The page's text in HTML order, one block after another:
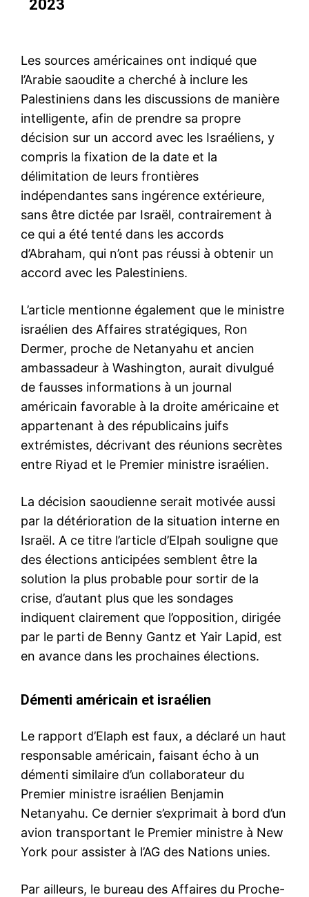
2023
Les sources américaines ont indiqué que
l’Arabie saoudite a cherché à inclure les
Palestiniens dans les discussions de manière
intelligente, afin de prendre sa propre
décision sur un accord avec les Israéliens, y
compris la fixation de la date et la
délimitation de leurs frontières
indépendantes sans ingérence extérieure,
sans être dictée par Israël, contrairement à
ce qui a été tenté dans les accords
d’Abraham, qui n’ont pas réussi à obtenir un
accord avec les Palestiniens.
L’article mentionne également que le ministre
israélien des Affaires stratégiques, Ron
Dermer, proche de Netanyahu et ancien
ambassadeur à Washington, aurait divulgué
de fausses informations à un journal
américain favorable à la droite américaine et
appartenant à des républicains juifs
extrémistes, décrivant des réunions secrètes
entre Riyad et le Premier ministre israélien.
La décision saoudienne serait motivée aussi
par la détérioration de la situation interne en
Israël. A ce titre l’article d’Elpah souligne que
des élections anticipées semblent être la
solution la plus probable pour sortir de la
crise, d’autant plus que les sondages
indiquent clairement que l’opposition, dirigée
par le parti de Benny Gantz et Yair Lapid, est
en avance dans les prochaines élections.
Démenti américain et israélien
Le rapport d’Elaph est faux, a déclaré un haut
responsable américain, faisant écho à un
démenti similaire d’un collaborateur du
Premier ministre israélien Benjamin
Netanyahu. Ce dernier s’exprimait à bord d’un
avion transportant le Premier ministre à New
York pour assister à l’AG des Nations unies.
Par ailleurs, le bureau des Affaires du Proche-